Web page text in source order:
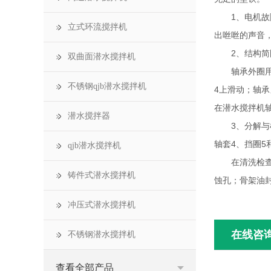
1、电机故障
出咝咝的声音
2、结构简
轴承外圈用
4上滑动；轴
在潜水搅拌机
3、分解与检
轴套4、挡圈5
在清洗检查
蚀孔；骨架油
在线咨
立式环流搅拌机
双曲面潜水搅拌机
不锈钢qjb潜水搅拌机
潜水搅拌器
qjb潜水搅拌机
铸件式潜水搅拌机
冲压式潜水搅拌机
不锈钢潜水搅拌机
查看全部产品